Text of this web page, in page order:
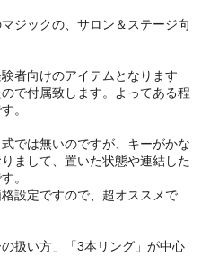
ジックの、サロン＆ステージ向
者向けのアイテムとなります
で付属致します。よってある程
。
では無いのですが、キーがかな
まして、置いた状態や連結した
。
設定ですので、超オススメで
扱い方」「3本リング」が中心